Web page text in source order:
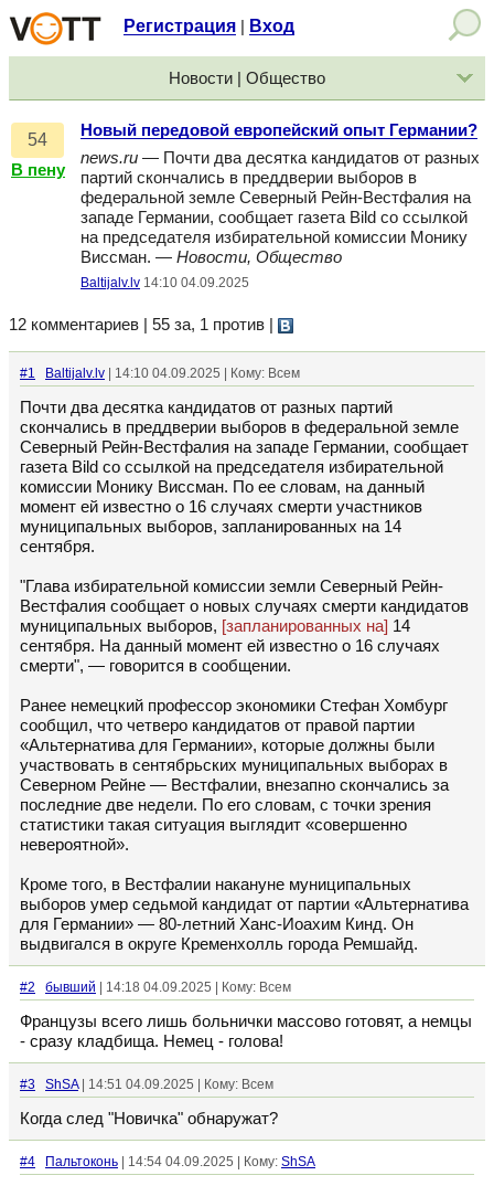
Регистрация Вход
Новости | Общество
54
В пену
Новый передовой европейский опыт Германии?
news.ru — Почти два десятка кандидатов от разных
партий скончались в преддверии выборов в
федеральной земле Северный Рейн-Вестфалия на
западе Германии, сообщает газета Bild со ссылкой
на председателя избирательной комиссии Монику
Виссман. — Новости, Общество
Baltijalv.lv 14:10 04.09.2025
12 комментариев | 55 за, 1 против
#1 Baltijalv.lv | 14:10 04.09.2025 | Кому: Всем
Почти два десятка кандидатов от разных партий
скончались в преддверии выборов в федеральной земле
Северный Рейн-Вестфалия на западе Германии, сообщает
газета Bild со ссылкой на председателя избирательной
комиссии Монику Виссман. По ее словам, на данный
момент ей известно о 16 случаях смерти участников
муниципальных выборов, запланированных на 14
сентября.
"Глава избирательной комиссии земли Северный Рейн-
Вестфалия сообщает о новых случаях смерти кандидатов
муниципальных выборов, [запланированных на] 14
сентября. На данный момент ей известно о 16 случаях
смерти", — говорится в сообщении.
Ранее немецкий профессор экономики Стефан Хомбург
сообщил, что четверо кандидатов от правой партии
«Альтернатива для Германии», которые должны были
участвовать в сентябрьских муниципальных выборах в
Северном Рейне — Вестфалии, внезапно скончались за
последние две недели. По его словам, с точки зрения
статистики такая ситуация выглядит «совершенно
невероятной».
Кроме того, в Вестфалии накануне муниципальных
выборов умер седьмой кандидат от партии «Альтернатива
для Германии» — 80-летний Ханс-Иоахим Кинд. Он
выдвигался в округе Кременхолль города Ремшайд.
#2 бывший | 14:18 04.09.2025 | Кому: Всем
Французы всего лишь больнички массово готовят, а немцы
- сразу кладбища. Немец - голова!
#3 ShSA| 14:51 04.09.2025 | Кому: Всем
Когда след "Новичка" обнаружат?
#4 Пальтоконь | 14:54 04.09.2025 | Кому: ShSA